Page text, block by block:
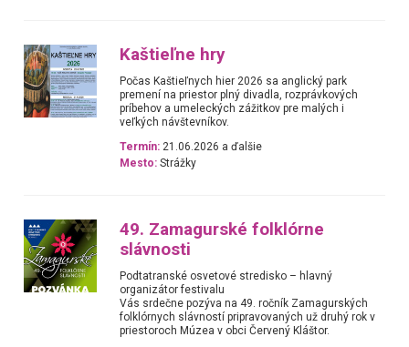
Kaštieľne hry
Počas Kaštieľnych hier 2026 sa anglický park
premení na priestor plný divadla, rozprávkových
príbehov a umeleckých zážitkov pre malých i
veľkých návštevníkov.
Termín: 21.06.2026 a ďalšie
Mesto: Strážky
49. Zamagurské folklórne
slávnosti
Podtatranské osvetové stredisko – hlavný
organizátor festivalu
Vás srdečne pozýva na 49. ročník Zamagurských
folklórnych slávností pripravovaných už druhý rok v
priestoroch Múzea v obci Červený Kláštor.